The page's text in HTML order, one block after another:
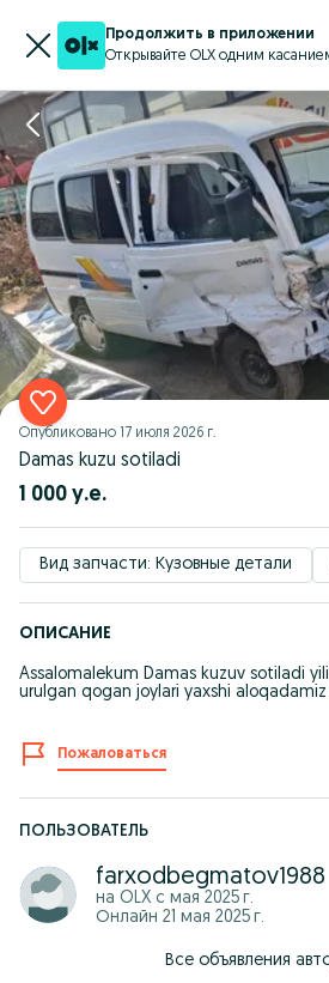
Продолжить в приложении
Открывайте OLX одним
Опубликовано 17 июля 2026 г.
Damas kuzu sotiladi
1 000 у.е.
Вид запчасти: Кузовные детали
ОПИСАНИЕ
Assalomalekum Damas kuzuv sotiladi
urulgan qogan joylari yaxshi
Пожаловаться
ПОЛЬЗОВАТЕЛЬ
farxodbegmatov1988
на OLX с мая 2025 г.
Онлайн 21 мая 2025 г.
Все объявления